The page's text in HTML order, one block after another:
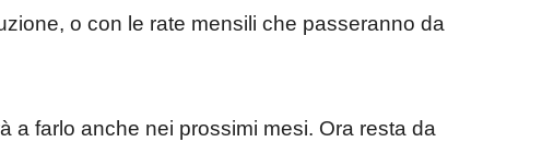
o con le rate mensili che passeranno da
a farlo anche nei prossimi mesi. Ora resta da